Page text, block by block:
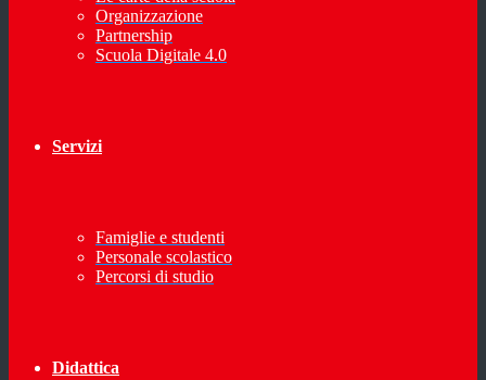
Organizzazione
Partnership
Scuola Digitale 4.0
Servizi
Famiglie e studenti
Personale scolastico
Percorsi di studio
Didattica